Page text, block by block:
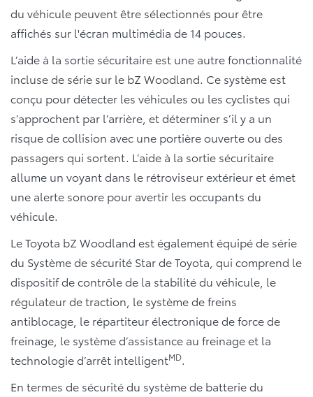
du véhicule peuvent être sélectionnés pour être
affichés sur l'écran multimédia de 14 pouces.
L’aide à la sortie sécuritaire est une autre fonctionnalité
incluse de série sur le bZ Woodland. Ce système est
conçu pour détecter les véhicules ou les cyclistes qui
s’approchent par l’arrière, et déterminer s’il y a un
risque de collision avec une portière ouverte ou des
passagers qui sortent. L’aide à la sortie sécuritaire
allume un voyant dans le rétroviseur extérieur et émet
une alerte sonore pour avertir les occupants du
véhicule.
Le Toyota bZ Woodland est également équipé de série
du Système de sécurité Star de Toyota, qui comprend le
dispositif de contrôle de la stabilité du véhicule, le
régulateur de traction, le système de freins
antiblocage, le répartiteur électronique de force de
freinage, le système d’assistance au freinage et la
technologie d’arrêt intelligentMD.
En termes de sécurité du système de batterie du